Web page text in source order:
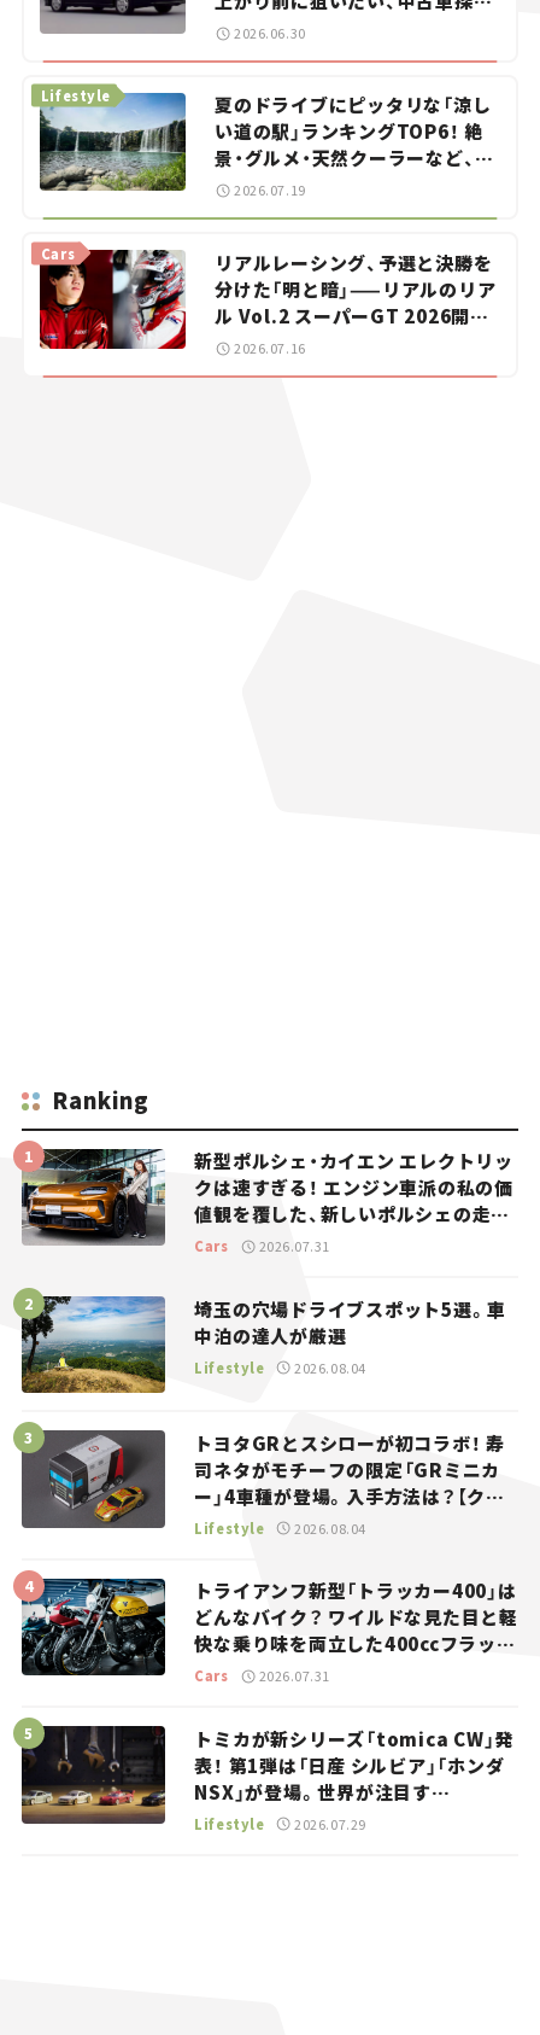
をお手伝い――ちょっとイケてるマ
2026.06.30
夏のドライブにピッタリな「涼し
い道の駅」ランキングTOP6！ 絶
景・グルメ・天然クーラーなど、避
暑におすすめのスポットを紹介
【道の駅マニアの推し駅ガイド】
Lifestyle
2026.07.19
リアルレーシング、予選と決勝を
分けた「明と暗」——リアルのリア
ル Vol.2 スーパーGT 2026開幕
戦 岡山国際サーキット
Cars
2026.07.16
Ranking
新型ポルシェ・カイエン エレクトリッ
クは速すぎる！ エンジン車派の私の価
値観を覆した、新しいポルシェの走
り。
Cars 2026.07.31
埼玉の穴場ドライブスポット5選。車
中泊の達人が厳選
Lifestyle 2026.08.04
トヨタGRとスシローが初コラボ！ 寿
司ネタがモチーフの限定「GRミニカ
ー」4車種が登場。入手方法は？【クル
マとホビー】
Lifestyle 2026.08.04
トライアンフ新型「トラッカー400」は
どんなバイク？ ワイルドな見た目と軽
快な乗り味を両立した400ccフラット
トラッカー【試乗レビュー】
Cars 2026.07.31
トミカが新シリーズ「tomica CW」発
表！ 第1弾は「日産 シルビア」「ホンダ
NSX」が登場。世界が注目す
る“JDM”に焦点【クルマとホビー】
Lifestyle 2026.07.29